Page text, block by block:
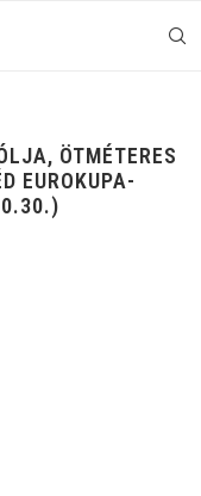
ÖTMÉTERES
EUROKUPA-